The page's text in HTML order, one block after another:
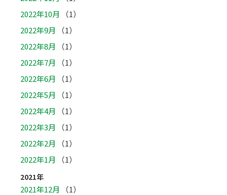
2022年10月
（1）
2022年9月
（1）
2022年8月
（1）
2022年7月
（1）
2022年6月
（1）
2022年5月
（1）
2022年4月
（1）
2022年3月
（1）
2022年2月
（1）
2022年1月
（1）
2021年
2021年12月
（1）